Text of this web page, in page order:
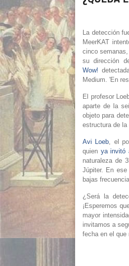
La detección
MeerKAT
cinco
su dirección
Wow!
Medium. 'En
El profesor
aparte de la
objeto para
estructura de
Avi Loeb, el
quien ya invitó
naturaleza de
Júpiter. En ese
bajas
¿Será la
¡Esperemos
mayor
invitamos a
fecha en el que